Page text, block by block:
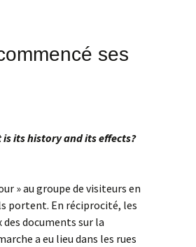
ses
is its history and its effects?
» au groupe de visiteurs en
portent. En réciprocité, les
documents sur la
a eu lieu dans les rues